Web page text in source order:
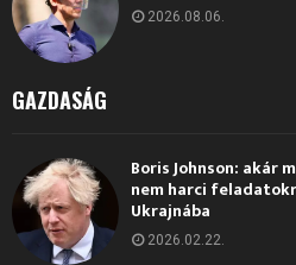
2026.08.06.
GAZDASÁG
Boris Johnson: akár
nem harci
Ukrajnába
2026.02.22.